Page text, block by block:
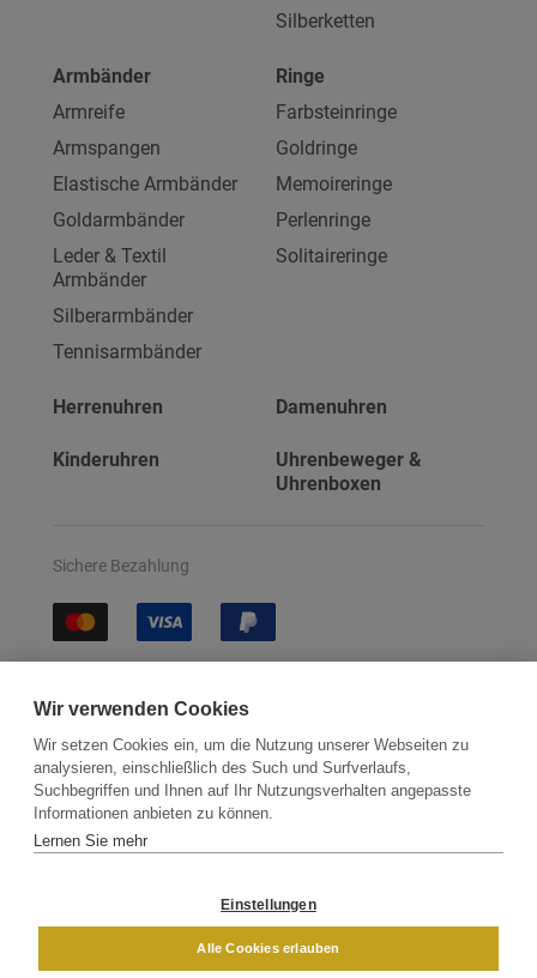
Silberketten
Armbänder
Armreife
Armspangen
Elastische Armbänder
Goldarmbänder
Leder & Textil
Armbänder
Silberarmbänder
Tennisarmbänder
Ringe
Farbsteinringe
Goldringe
Memoireringe
Perlenringe
Solitaireringe
Herrenuhren Damenuhren
Kinderuhren
Uhrenbeweger &
Uhrenboxen
Sichere Bezahlung
Kontakt Newsletter Partner
Versand
DAMEN
Wir verwenden Cookies
Wir setzen Cookies ein, um die Nutzung unserer Webseiten zu
analysieren, einschließlich des Such und Surfverlaufs,
Suchbegriffen und Ihnen auf Ihr Nutzungsverhalten angepasste
Informationen anbieten zu können.
Lernen Sie mehr
Einstellungen
Alle Cookies erlauben